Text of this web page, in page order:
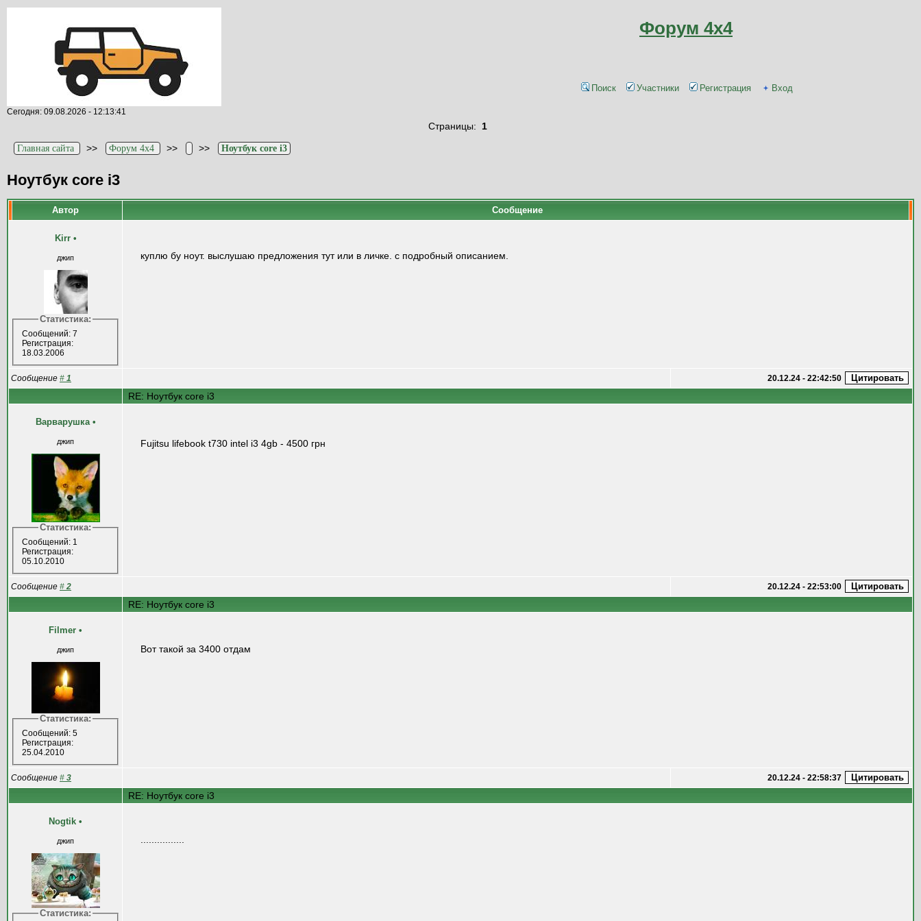
Форум 4x4
Поиск Участники Регистрация Вход
Сегодня: 09.08.2026 - 12:13:41
Страницы: 1
Главная сайта >> Форум 4x4 >> >> Ноутбук core i3
Ноутбук core i3
Автор Сообщение
Kirr •
джип
Статистика:
Сообщений: 7
Регистрация:
18.03.2006
куплю бу ноут. выслушаю предложения тут или в личке. с подробный описанием.
Сообщение # 1 20.12.24 - 22:42:50
RE: Ноутбук core i3
Варварушка •
джип
Статистика:
Сообщений: 1
Регистрация:
05.10.2010
Fujitsu lifebook t730 intel i3 4gb - 4500 грн
Сообщение # 2 20.12.24 - 22:53:00
RE: Ноутбук core i3
Filmer •
джип
Статистика:
Сообщений: 5
Регистрация:
25.04.2010
Вот такой за 3400 отдам
Сообщение # 3 20.12.24 - 22:58:37
RE: Ноутбук core i3
Nogtik •
джип
Статистика:
................